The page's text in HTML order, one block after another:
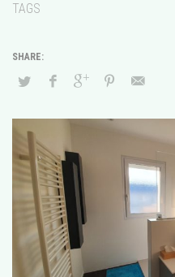
TAGS